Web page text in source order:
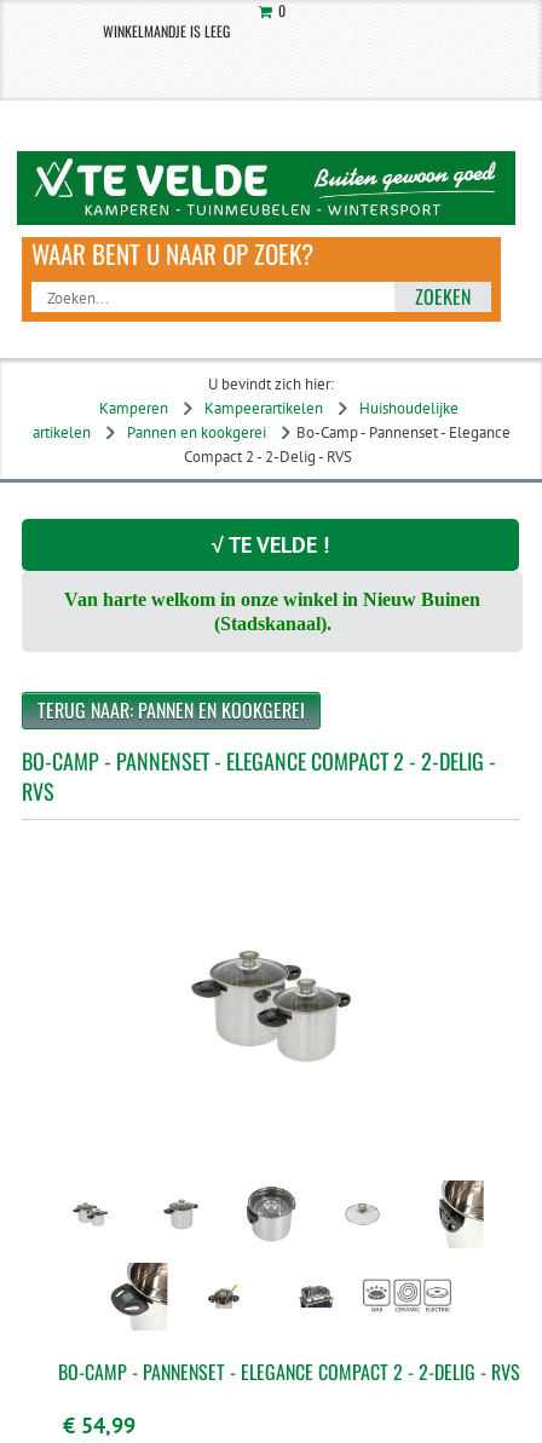
0
WINKELMANDJE IS LEEG
ZOEKEN
U bevindt zich hier:
Kamperen
Kampeerartikelen
Huishoudelijke
artikelen
Pannen en kookgerei
Bo-Camp - Pannenset - Elegance
Compact 2 - 2-Delig - RVS
√ TE VELDE !
Van harte welkom in onze winkel in Nieuw Buinen
(Stadskanaal).
TERUG NAAR: PANNEN EN KOOKGEREI
BO-CAMP - PANNENSET - ELEGANCE COMPACT 2 - 2-DELIG -
RVS
BO-CAMP - PANNENSET - ELEGANCE COMPACT 2 - 2-DELIG - RVS
€ 54,99